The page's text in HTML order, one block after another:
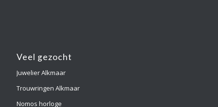
Veel gezocht
Juwelier Alkmaar
Trouwringen Alkmaar
Nomos horloge